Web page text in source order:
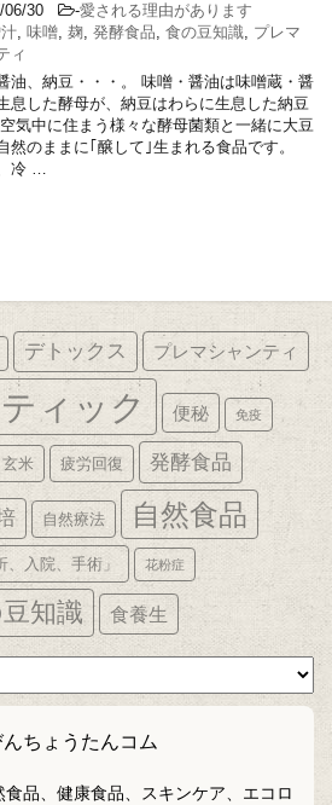
06/30 -愛される理由があります
, 味噌, 麹, 発酵食品, 食の豆知識, プレマ
ィ
油、納豆・・・。 味噌・醤油は味噌蔵・醤
息した酵母が、納豆はわらに生息した納豆
気中に住まう様々な酵母菌類と一緒に大豆
然のままに｢醸して｣生まれる食品です。
冷 …
デトックス プレマシャンティ
ィック 便秘 免疫
玄米 疲労回復 発酵食品
自然療法 自然食品
入院、手術」 花粉症
知識 食養生
品、健康食品、スキンケア、エコロ